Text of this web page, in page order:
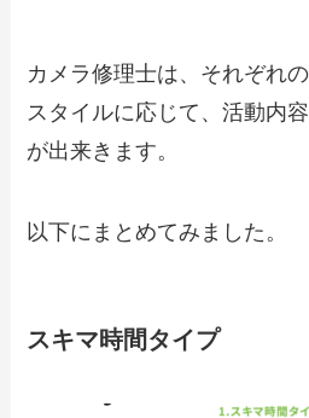
カメラ修理士は、それぞれ
スタイルに応じて、活動内
が出来きます。
以下にまとめてみました。
スキマ時間タイプ